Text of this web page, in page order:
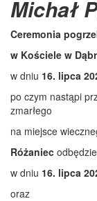
Michał
Ceremonia
w Kościele w
w dniu 16. lipca
po czym nastąpi
zmarłego
na miejsce
Różaniec
w dniu 16. lipca
oraz